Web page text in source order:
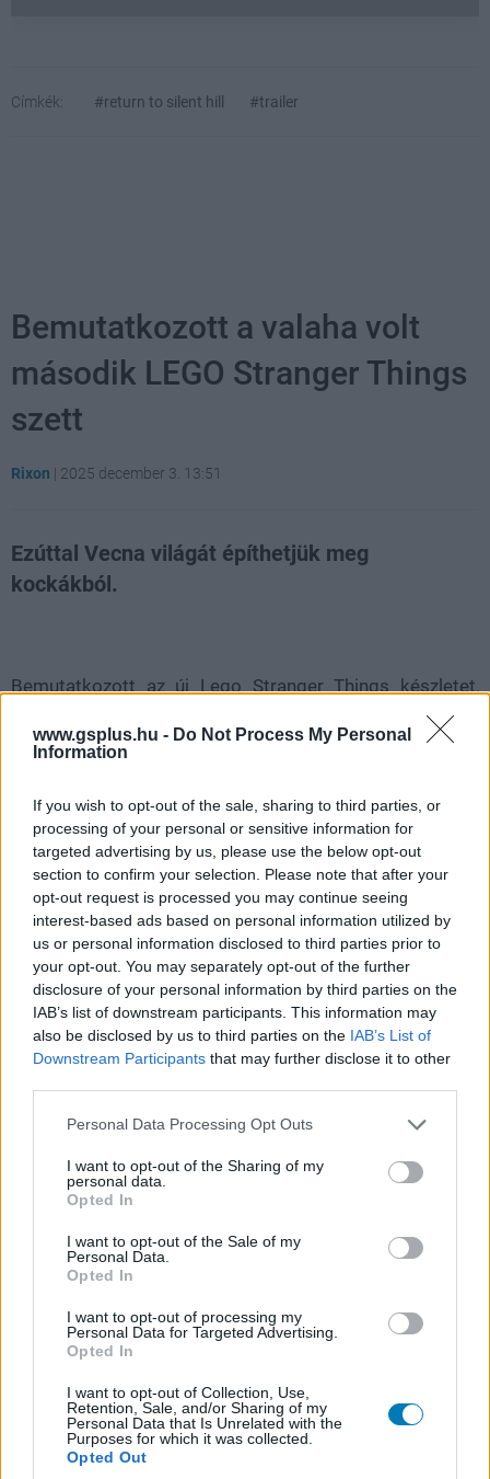
www.gsplus.hu - Do Not Process My Personal
Information
If you wish to opt-out of the sale, sharing to third parties, or
processing of your personal or sensitive information for
targeted advertising by us, please use the below opt-out
section to confirm your selection. Please note that after your
opt-out request is processed you may continue seeing
interest-based ads based on personal information utilized by
us or personal information disclosed to third parties prior to
your opt-out. You may separately opt-out of the further
disclosure of your personal information by third parties on the
IAB’s list of downstream participants. This information may
also be disclosed by us to third parties on the IAB’s List of
Downstream Participants that may further disclose it to other
Please note that this website/app uses one or more Google
not limited to your visit or usage behaviour. You may click to
grant or deny consent to Google and its third-party tags to
use your data for below specified purposes in below Google
consent section.
Personal Data Processing Opt Outs
I want to opt-out of the Sharing of my
personal data.
Opted In
I want to opt-out of the Sale of my
Personal Data.
Opted In
I want to opt-out of processing my
Personal Data for Targeted Advertising.
Opted In
I want to opt-out of Collection, Use,
Retention, Sale, and/or Sharing of my
Personal Data that Is Unrelated with the
Purposes for which it was collected.
Opted Out
Címkék: #return to silent hill #trailer
Bemutatkozott a valaha volt
második LEGO Stranger Things
szett
Rixon | 2025 december 3. 13:51
Ezúttal Vecna világát építhetjük meg
kockákból.
Bemutatkozott az új Lego Stranger Things készletet,
amely ezúttal Vecna birodalmába kalauzol. A szett
alapját a Creel-ház adja - vagyis Henry Creel/001/Vecna
szó. A modell egy titkos mechanizmusnak köszönhetően
kettényitható, így felfedi a ház alatt rejtőző
interdimenzionális rémálmot. Ez az első olyan Lego-ház,
amely átalakulásra képes, és már 2026. január 1-jétől
előrendelhető lesz a Lego Store-ban.
A 2500 elemes készlet igazi monstrum, amelyhez
tizenhárom minifigura tartozik a sorozat ikonikus
gyerekeivel, tinédzsereivel és magával Vecnával. A
dobozban helyet kapott továbbá a WSQK furgon, Steve
autója és természetesen Will biciklije is. A Creel-ház a
második Stranger Things-tematikájú Lego készlet, noha
az első - a Byers család otthonát fejjel lefelé is bemutató
A hét különböző helyiségben számos utalás bukkan fel,
többek között az elmenyúzóról készült rajz, a
legnagyobb meglepetés azonban maga az átalakuló
funkció: a Creel-ház egyetlen mozdulattal szétnyitható,
hogy megjelenjen Vecna eltorzult Birodalma, majd
ugyanilyen könnyedén vissza is zárható.
Kattints a képre a galériáért!